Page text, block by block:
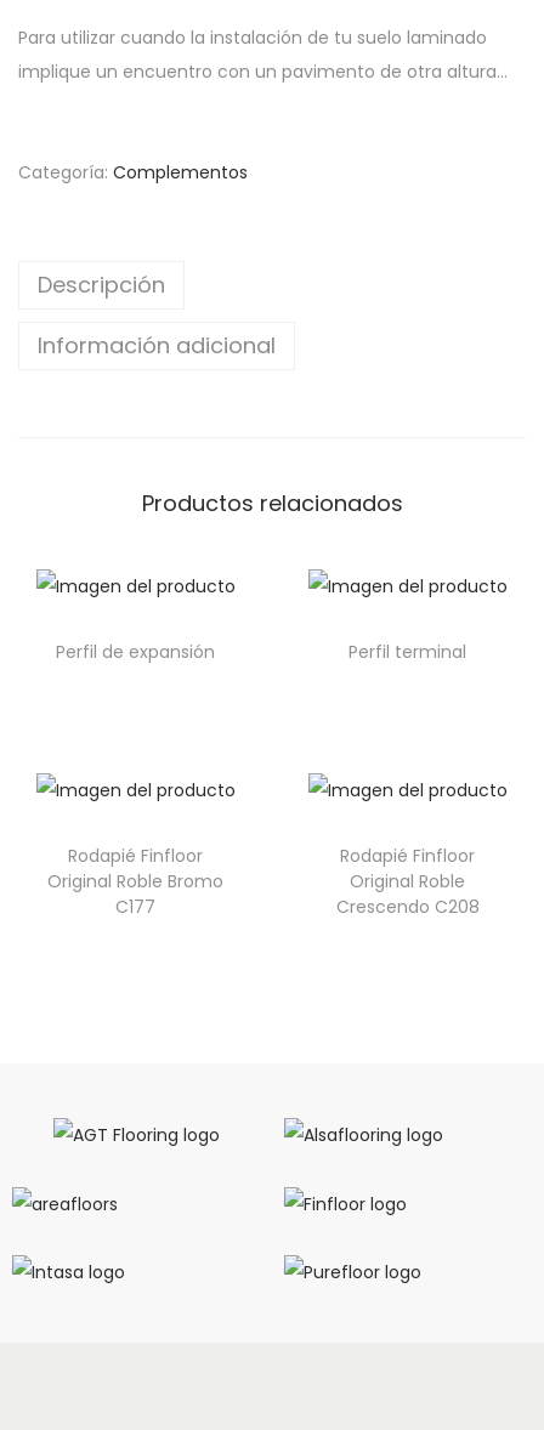
Para utilizar cuando la instalación de tu suelo laminado
implique un encuentro con un pavimento de otra altura…
Categoría: Complementos
Descripción
Información adicional
Productos relacionados
Perfil de expansión Perfil terminal
Rodapié Finfloor
Original Roble Bromo
C177
Rodapié Finfloor
Original Roble
Crescendo C208